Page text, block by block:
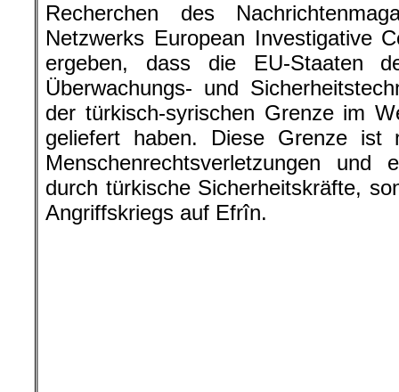
Recherchen des
Netzwerks European Investigative
ergeben, dass die EU-Staaten
Überwachungs- und
der türkisch-syrischen Grenze im
geliefert haben. Diese Grenze ist
Menschenrechtsverletzungen und
durch türkische Sicherheitskräfte,
Angriffskriegs auf Efrîn.